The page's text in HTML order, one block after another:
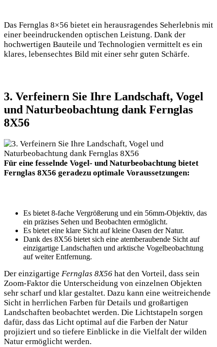
Das Fernglas 8×56 bietet ein herausragendes Seherlebnis mit
einer beeindruckenden optischen Leistung. Dank der
hochwertigen Bauteile und Technologien vermittelt es ein
klares, lebensechtes Bild mit einer sehr guten Schärfe.
3. Verfeinern Sie Ihre Landschaft, Vogel
und Naturbeobachtung dank Fernglas
8X56
Für eine fesselnde Vogel- und Naturbeobachtung bietet
Fernglas 8X56 geradezu optimale Voraussetzungen:
Es bietet 8-fache Vergrößerung und ein 56mm-Objektiv, das
ein präzises Sehen und Beobachten ermöglicht.
Es bietet eine klare Sicht auf kleine Oasen der Natur.
Dank des 8X56 bietet sich eine atemberaubende Sicht auf
einzigartige Landschaften und arktische Vogelbeobachtung
auf weiter Entfernung.
Der einzigartige Fernglas 8X56 hat den Vorteil, dass sein
Zoom-Faktor die Unterscheidung von einzelnen Objekten
sehr scharf und klar gestaltet. Dazu kann eine weitreichende
Sicht in herrlichen Farben für Details und großartigen
Landschaften beobachtet werden. Die Lichtstapeln sorgen
dafür, dass das Licht optimal auf die Farben der Natur
projiziert und so tiefere Einblicke in die Vielfalt der wilden
Natur ermöglicht werden.